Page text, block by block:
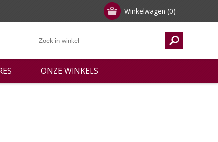
Winkelwagen (0)
ONZE WINKELS